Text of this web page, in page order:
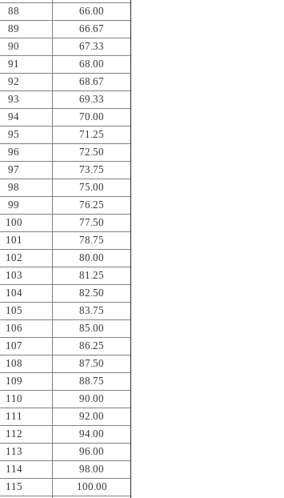
88
66.00
89
66.67
90
67.33
91
68.00
92
68.67
93
69.33
94
70.00
95
71.25
96
72.50
97
73.75
98
75.00
99
76.25
100
77.50
101
78.75
102
80.00
103
81.25
104
82.50
105
83.75
106
85.00
107
86.25
108
87.50
109
88.75
110
90.00
111
92.00
112
94.00
113
96.00
114
98.00
115
100.00